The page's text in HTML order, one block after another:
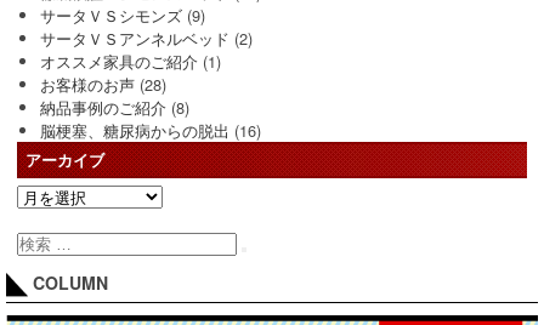
サータＶＳシモンズ (9)
サータＶＳアンネルベッド (2)
オススメ家具のご紹介 (1)
お客様のお声 (28)
納品事例のご紹介 (8)
脳梗塞、糖尿病からの脱出 (16)
アーカイブ
COLUMN